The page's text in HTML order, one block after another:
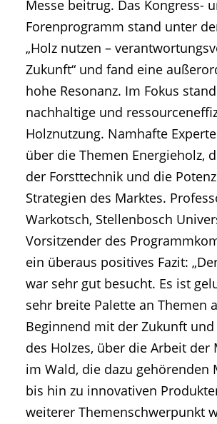
Messe beitrug. Das Kongress-
Forenprogramm stand unter
„Holz nutzen –
Zukunft“ und fand eine
hohe Resonanz. Im Fokus
nachhaltige und
Holznutzung. Namhafte
über die Themen Energieholz,
der Forsttechnik und die
Strategien des Marktes.
Warkotsch, Stellenbosch
Vorsitzender des
ein überaus positives Fazit:
war sehr gut besucht. Es ist
sehr breite Palette an Themen
Beginnend mit der Zukunft
des Holzes, über die Arbeit der
im Wald, die dazu gehörenden
bis hin zu innovativen
weiterer Themenschwerpunkt